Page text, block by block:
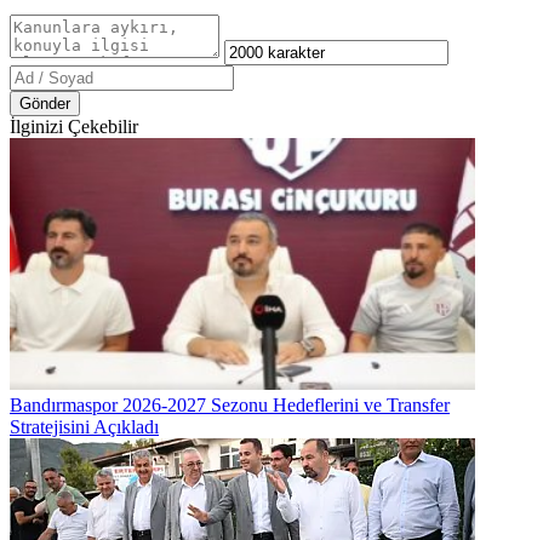
Gönder
İlginizi Çekebilir
Bandırmaspor 2026-2027 Sezonu Hedeflerini ve Transfer
Stratejisini Açıkladı